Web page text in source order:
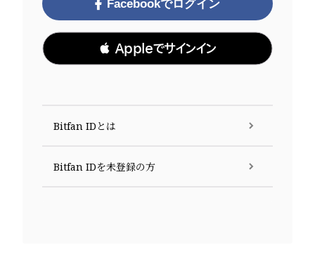
Facebookでログイン
 Appleでサインイン
Bitfan IDとは
Bitfan IDを未登録の方